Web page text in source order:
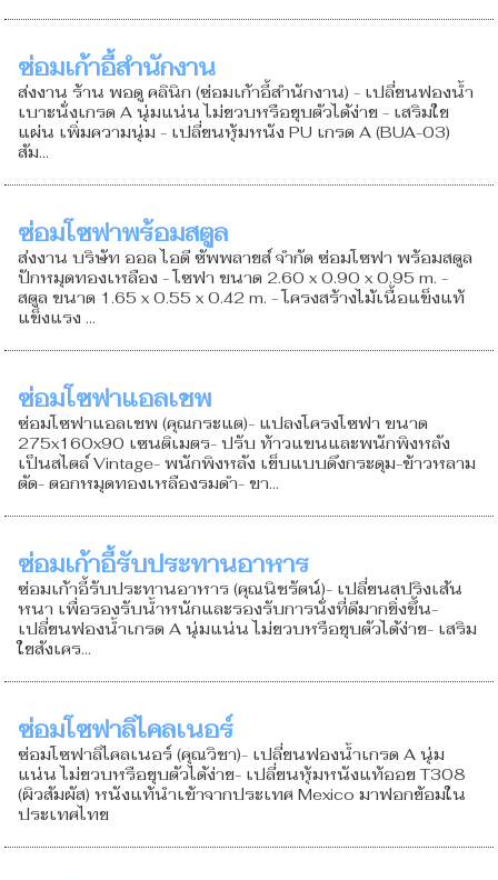
ซ่อมเก้าอี้สำนักงาน
ส่งงาน ร้าน พอดู คลินิก (ซ่อมเก้าอี้สำนักงาน) - เปลี่ยนฟองน้ำ
เบาะนั่งเกรด A นุ่มแน่น ไม่ยวบหรือยุบตัวได้ง่าย - เสริมใย
แผ่น เพิ่มความนุ่ม - เปลี่ยนหุ้มหนัง PU เกรด A (BUA-03)
สัม...
ซ่อมโซฟาพร้อมสตูล
ส่งงาน บริษัท ออล ไอดี ซัพพลายส์ จำกัด ซ่อมโซฟา พร้อมสตูล
ปักหมุดทองเหลือง - โซฟา ขนาด 2.60 x 0.90 x 0.95 m. -
สตูล ขนาด 1.65 x 0.55 x 0.42 m. - โครงสร้างไม้เนื้อแข็งแท้
แข็งแรง ...
ซ่อมโซฟาแอลเชพ
ซ่อมโซฟาแอลเชพ (คุณกระแต)- แปลงโครงโซฟา ขนาด
275x160x90 เซนติเมตร- ปรับ ท้าวแขนและพนักพิงหลัง
เป็นสไตล์ Vintage- พนักพิงหลัง เย็บแบบดึงกระดุม-ข้าวหลาม
ตัด- ตอกหมุดทองเหลืองรมดำ- ขา...
ซ่อมเก้าอี้รับประทานอาหาร
ซ่อมเก้าอี้รับประทานอาหาร (คุณนิชรัตน์)- เปลี่ยนสปริงเส้น
หนา เพื่อรองรับน้ำหนักและรองรับการนั่งที่ดีมากยิ่งขึ้น-
เปลี่ยนฟองน้ำเกรด A นุ่มแน่น ไม่ยวบหรือยุบตัวได้ง่าย- เสริม
ใยสังเคร...
ซ่อมโซฟาลิไคลเนอร์
ซ่อมโซฟาลิไคลเนอร์ (คุณวิชา)- เปลี่ยนฟองน้ำเกรด A นุ่ม
แน่น ไม่ยวบหรือยุบตัวได้ง่าย- เปลี่ยนหุ้มหนังแท้ออย T308
(ผิวสัมผัส) หนังแท้นำเข้าจากประเทศ Mexico มาฟอกย้อมใน
ประเทศไทย